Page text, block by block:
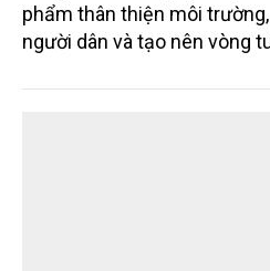
phẩm thân thiện môi
người dân và tạo nên vòng
chén, dĩa... từ mo cau đã